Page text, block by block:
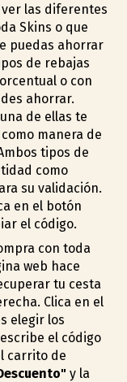
ver las diferentes
Skins o que
puedas ahorrar
de rebajas
o con
ahorrar.
de ellas te
manera de
tipos de
como
su validación.
en el botón
el código.
con toda
web hace
tu cesta
Clica en el
elegir los
el código
carrito de
y la